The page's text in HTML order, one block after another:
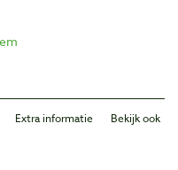
Extra informatie Bekijk ook